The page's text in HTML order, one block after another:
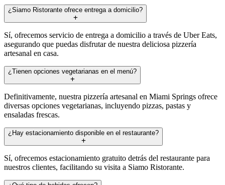
¿Siamo Ristorante ofrece entrega a domicilio?
Sí, ofrecemos servicio de entrega a domicilio a través de Uber Eats,
asegurando que puedas disfrutar de nuestra deliciosa pizzería
artesanal en casa.
¿Tienen opciones vegetarianas en el menú?
Definitivamente, nuestra pizzería artesanal en Miami Springs ofrece
diversas opciones vegetarianas, incluyendo pizzas, pastas y
ensaladas frescas.
¿Hay estacionamiento disponible en el restaurante?
Sí, ofrecemos estacionamiento gratuito detrás del restaurante para
nuestros clientes, facilitando su visita a Siamo Ristorante.